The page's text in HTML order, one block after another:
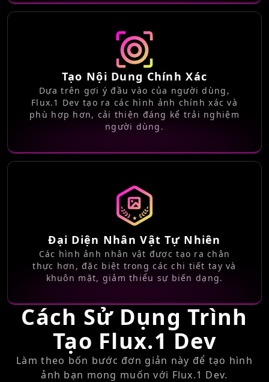
Tạo Nội Dung Chính Xác
Dựa trên gợi ý đầu vào của người dùng,
Flux.1 Dev tạo ra các hình ảnh chính xác và
phù hợp hơn, cải thiện đáng kể trải nghiệm
người dùng.
Đại Diện Nhân Vật Tự Nhiên
Các hình ảnh nhân vật được tạo ra chân
thực hơn, đặc biệt trong các chi tiết tay và
khuôn mặt, giảm thiểu sự biến dạng.
Cách Sử Dụng Trình
Tạo Flux.1 Dev
Làm theo bốn bước đơn giản này để tạo hình
ảnh bạn mong muốn với Flux.1 Dev.